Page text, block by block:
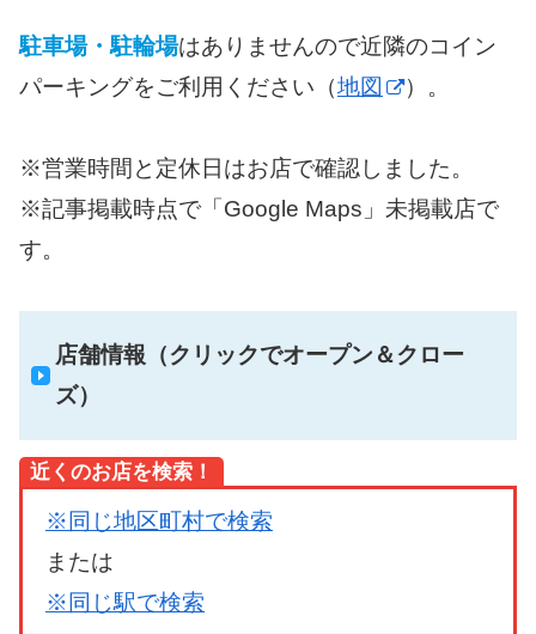
駐車場・駐輪場はありませんので近隣のコイン
パーキングをご利用ください（地図 ）。
※営業時間と定休日はお店で確認しました。
※記事掲載時点で「Google Maps」未掲載店で
す。
店舗情報（クリックでオープン＆クロー
ズ）
近くのお店を検索！
※同じ地区町村で検索
または
※同じ駅で検索